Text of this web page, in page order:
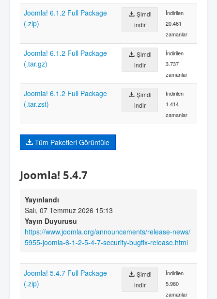
Joomla! 6.1.2 Full Package
(.zip)
Şimdi
indir
İndirilen
20.461
zamanlar
Joomla! 6.1.2 Full Package
(.tar.gz)
Şimdi
indir
İndirilen
3.737
zamanlar
Joomla! 6.1.2 Full Package
(.tar.zst)
Şimdi
indir
İndirilen
1.414
zamanlar
Tüm Paketleri Görüntüle
Joomla! 5.4.7
Yayınlandı
Salı, 07 Temmuz 2026 15:13
Yayın Duyurusu
https://www.joomla.org/announcements/release-news/
5955-joomla-6-1-2-5-4-7-security-bugfix-release.html
Joomla! 5.4.7 Full Package
(.zip)
Şimdi
indir
İndirilen
5.980
zamanlar